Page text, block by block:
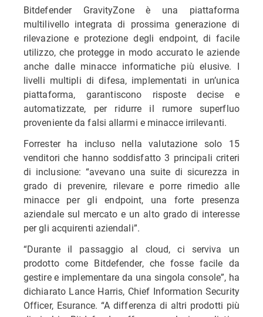
Bitdefender GravityZone è una piattaforma
multilivello integrata di prossima generazione di
rilevazione e protezione degli endpoint, di facile
utilizzo, che protegge in modo accurato le aziende
anche dalle minacce informatiche più elusive. I
livelli multipli di difesa, implementati in un’unica
piattaforma, garantiscono risposte decise e
automatizzate, per ridurre il rumore superfluo
proveniente da falsi allarmi e minacce irrilevanti.
Forrester ha incluso nella valutazione solo 15
venditori che hanno soddisfatto 3 principali criteri
di inclusione: “avevano una suite di sicurezza in
grado di prevenire, rilevare e porre rimedio alle
minacce per gli endpoint, una forte presenza
aziendale sul mercato e un alto grado di interesse
per gli acquirenti aziendali”.
“Durante il passaggio al cloud, ci serviva un
prodotto come Bitdefender, che fosse facile da
gestire e implementare da una singola console”, ha
dichiarato Lance Harris, Chief Information Security
Officer, Esurance. “A differenza di altri prodotti più